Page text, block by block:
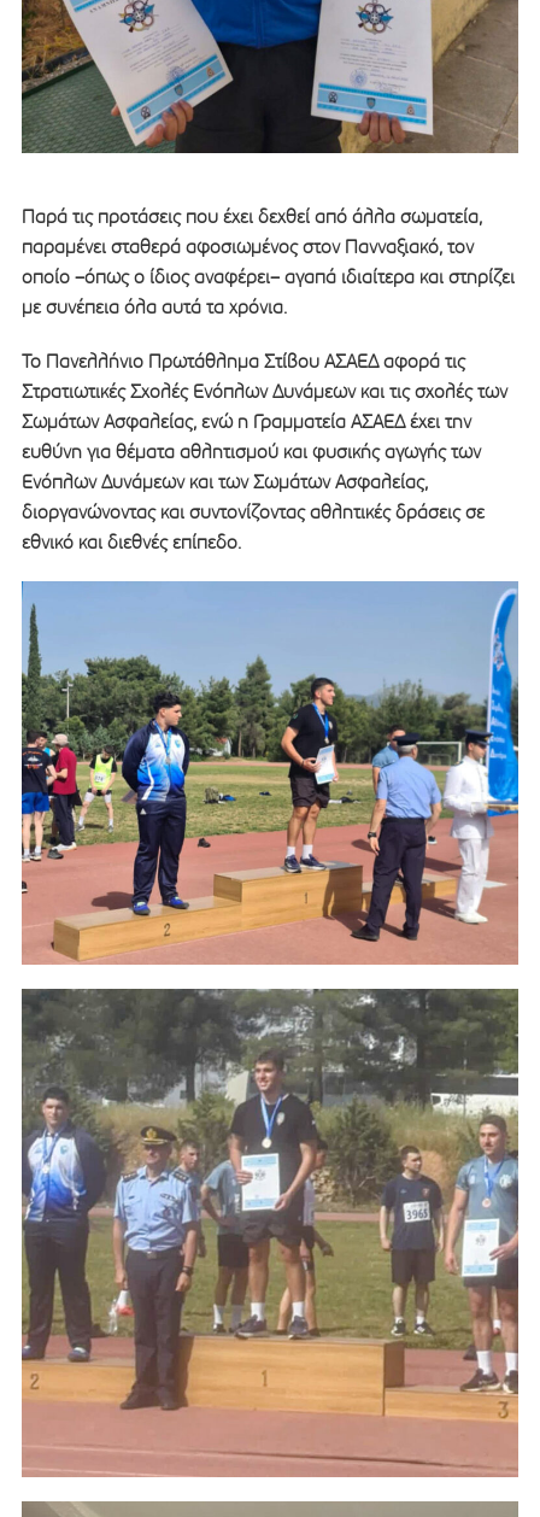
Παρά τις προτάσεις που έχει δεχθεί από άλλα σωματεία,
παραμένει σταθερά αφοσιωμένος στον Πανναξιακό, τον
οποίο –όπως ο ίδιος αναφέρει– αγαπά ιδιαίτερα και στηρίζει
με συνέπεια όλα αυτά τα χρόνια.
Το Πανελλήνιο Πρωτάθλημα Στίβου ΑΣΑΕΔ αφορά τις
Στρατιωτικές Σχολές Ενόπλων Δυνάμεων και τις σχολές των
Σωμάτων Ασφαλείας, ενώ η Γραμματεία ΑΣΑΕΔ έχει την
ευθύνη για θέματα αθλητισμού και φυσικής αγωγής των
Ενόπλων Δυνάμεων και των Σωμάτων Ασφαλείας,
διοργανώνοντας και συντονίζοντας αθλητικές δράσεις σε
εθνικό και διεθνές επίπεδο.